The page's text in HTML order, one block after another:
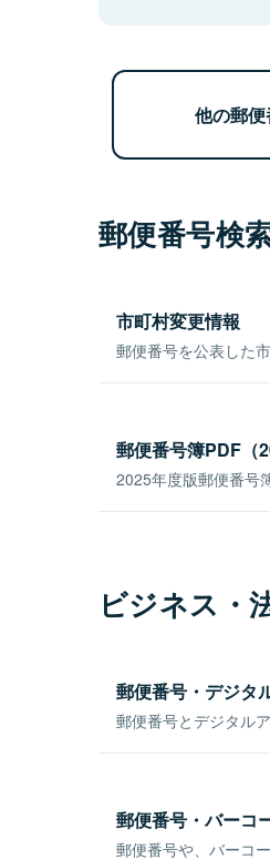
他の郵
郵便番号検
市町村変更情報
郵便番号を公表した
郵便番号簿PDF（
2025年度版郵便番号
ビジネス・
郵便番号・デジタ
郵便番号とデジタル
郵便番号・バーコ
郵便番号や、バーコ